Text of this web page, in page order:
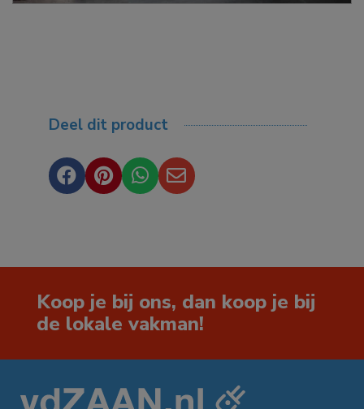
Deel dit product
   
Koop je bij ons, dan koop je bij
de lokale vakman!